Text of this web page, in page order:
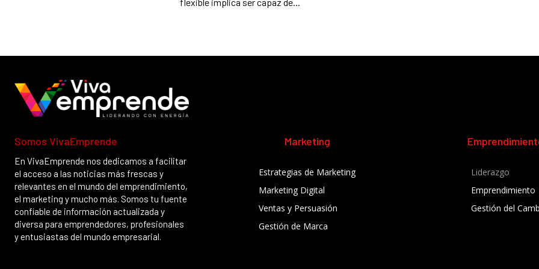
Somos VivaEmprende
En VivaEmprende nos dedicamos a facilitar
el acceso a las noticias más frescas y
relevantes en el mundo del emprendimiento,
el marketing y mucho más. Somos tu fuente
confiable de información actualizada y
diversa para emprendedores, profesionales
y entusiastas del mundo empresarial.
Marketing
Estrategias de Marketing
Marketing Digital
Ventas y Persuasión
Gestión de Marca
Liderazgo
Emprendimiento
Gestión del